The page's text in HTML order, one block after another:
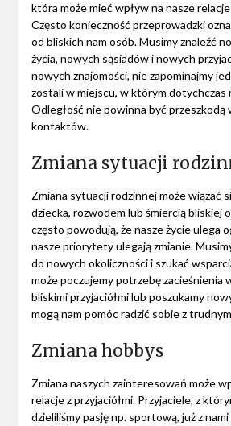
która może mieć wpływ na nasze relacje
Często konieczność przeprowadzki
od bliskich nam osób. Musimy znaleźć
życia, nowych sąsiadów i nowych
nowych znajomości, nie zapominajmy
zostali w miejscu, w którym dotychczas
Odległość nie powinna być przeszkodą
kontaktów.
Zmiana sytuacji
Zmiana sytuacji rodzinnej może wiązać
dziecka, rozwodem lub śmiercią bliskiej
często powodują, że nasze życie ulega
nasze priorytety ulegają zmianie.
do nowych okoliczności i szukać
może poczujemy potrzebę zacieśnienia
bliskimi przyjaciółmi lub poszukamy
mogą nam pomóc radzić sobie z
Zmiana hobbys
Zmiana naszych zainteresowań może
relacje z przyjaciółmi. Przyjaciele, z
dzieliliśmy pasję np. sportową, już z